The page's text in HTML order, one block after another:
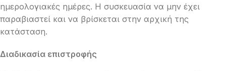
ημερολογιακές ημέρες. Η συσκευασία να μην έχει
παραβιαστεί και να βρίσκεται στην αρχική της
κατάσταση.
Διαδικασία επιστροφής